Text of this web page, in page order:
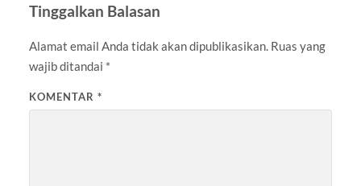
Tinggalkan Balasan
Alamat email Anda tidak akan dipublikasikan. Ruas yang
wajib ditandai *
KOMENTAR *